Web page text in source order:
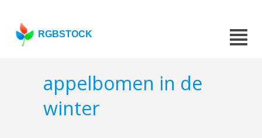
RGBSTOCK
appelbomen in de
winter